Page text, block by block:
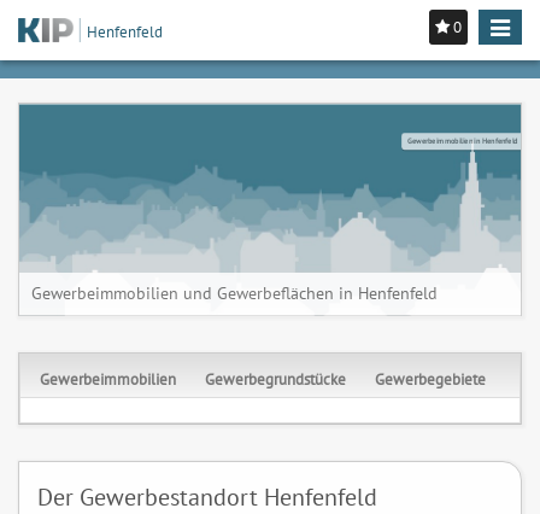
0
Toggle
Henfenfeld
Gewerbeimmobilien in Henfenfeld
Gewerbeimmobilien und Gewerbeflächen in Henfenfeld
Gewerbeimmobilien Gewerbegrundstücke Gewerbegebiete
Der Gewerbestandort Henfenfeld